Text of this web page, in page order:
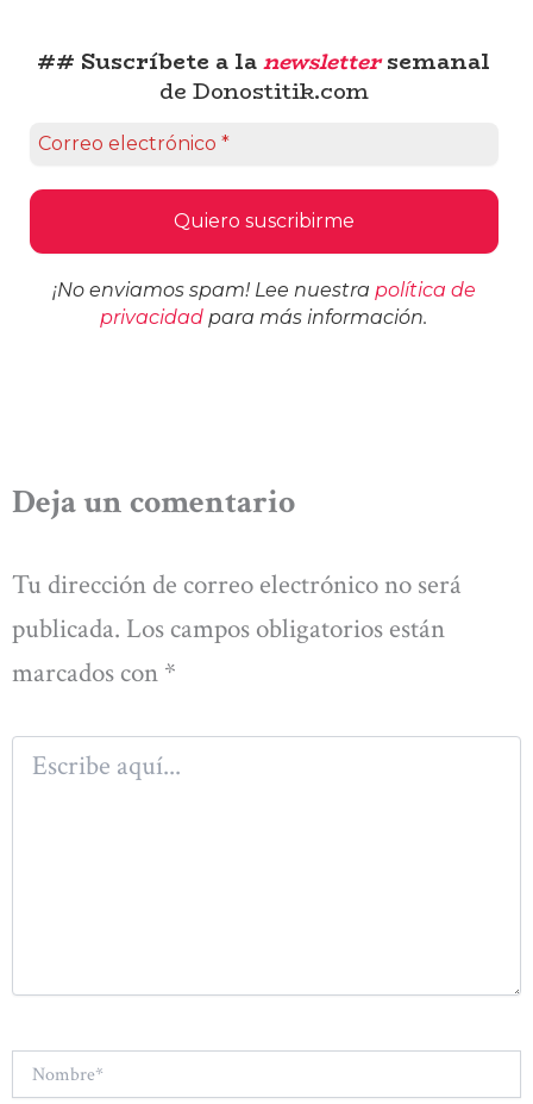
## Suscríbete a lanewslettersemanal
de Donostitik.com
¡No enviamos spam! Lee nuestra política de
privacidad para más información.
Deja un comentario
Tu dirección de correo electrónico no será
publicada. Los campos obligatorios están
marcados con *
Escribe
aquí...